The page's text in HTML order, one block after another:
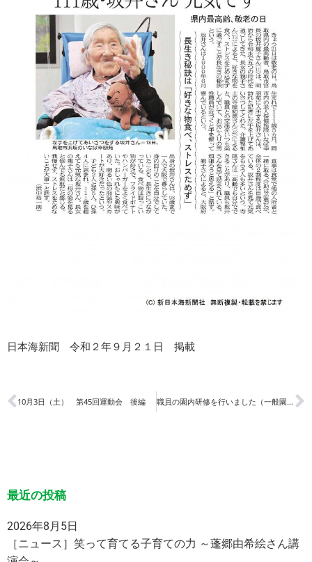
日本海新聞 令和２年９月２１日 掲載
10月3日（土） 第45回運動会 後編 職員の園内研修を行いました（一般園・夜間園合同）
最近の投稿
2026年8月5日
［ニュース］笑って育てる子育ての力 ～蓬郷由希絵さん講